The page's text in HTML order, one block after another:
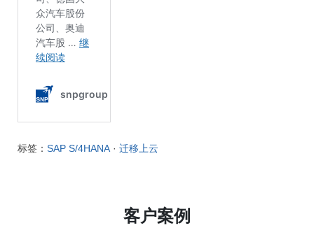
标签： SAP S/4HANA · 迁移上云
客户案例